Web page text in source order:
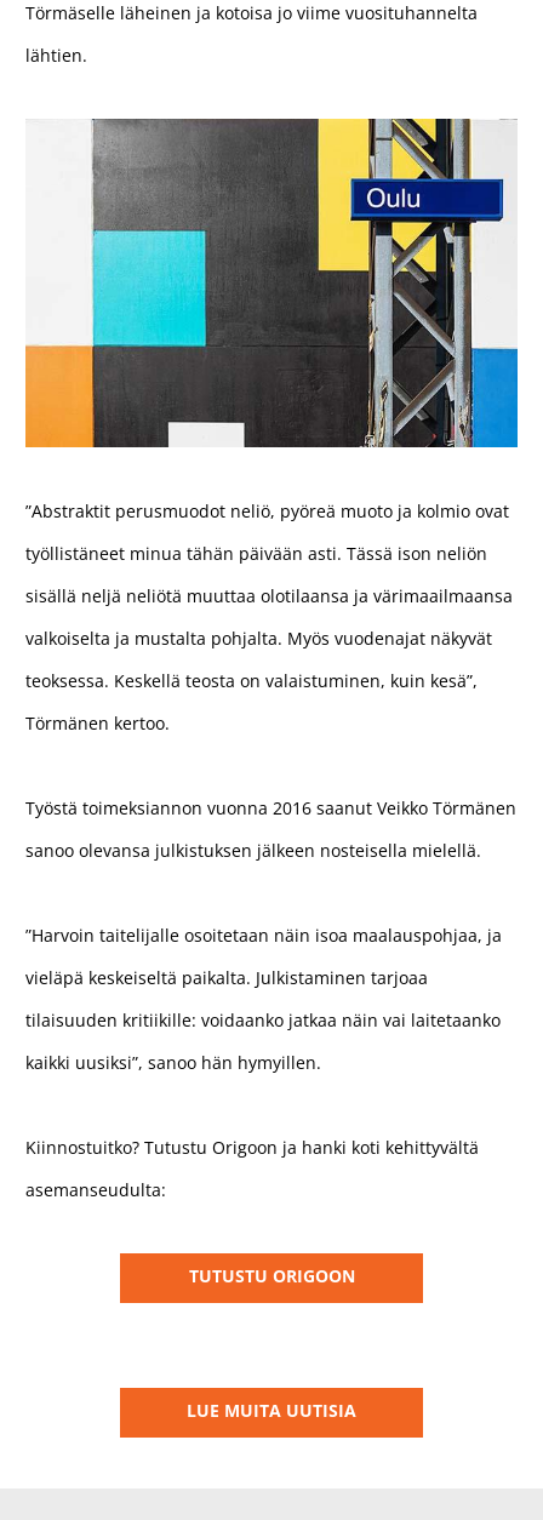
Törmäselle läheinen ja kotoisa jo viime vuosituhannelta
lähtien.
”Abstraktit perusmuodot neliö, pyöreä muoto ja kolmio ovat
työllistäneet minua tähän päivään asti. Tässä ison neliön
sisällä neljä neliötä muuttaa olotilaansa ja värimaailmaansa
valkoiselta ja mustalta pohjalta. Myös vuodenajat näkyvät
teoksessa. Keskellä teosta on valaistuminen, kuin kesä”,
Törmänen kertoo.
Työstä toimeksiannon vuonna 2016 saanut Veikko Törmänen
sanoo olevansa julkistuksen jälkeen nosteisella mielellä.
”Harvoin taitelijalle osoitetaan näin isoa maalauspohjaa, ja
vieläpä keskeiseltä paikalta. Julkistaminen tarjoaa
tilaisuuden kritiikille: voidaanko jatkaa näin vai laitetaanko
kaikki uusiksi”, sanoo hän hymyillen.
Kiinnostuitko? Tutustu Origoon ja hanki koti kehittyvältä
asemanseudulta:
TUTUSTU ORIGOON
LUE MUITA UUTISIA